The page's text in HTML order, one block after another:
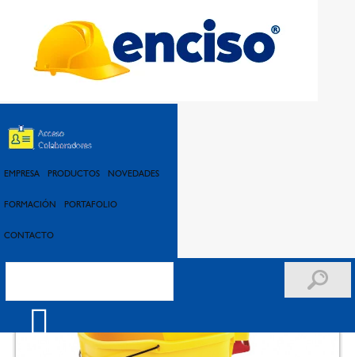
EMPRESA PRODUCTOS NOVEDADES
FORMACIÓN PORTAFOLIO
CONTACTO